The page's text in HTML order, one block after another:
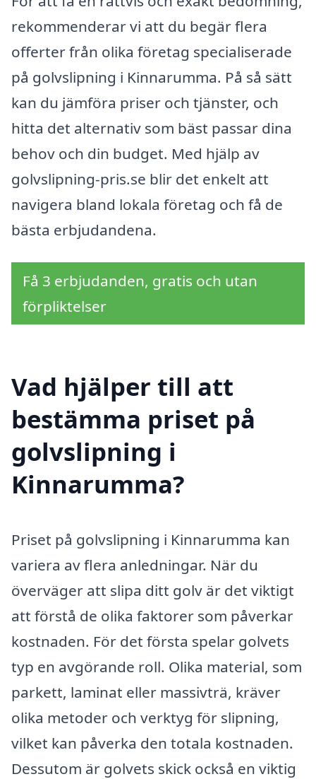
rekommenderar vi att du begär flera
offerter från olika företag specialiserade
på golvslipning i Kinnarumma. På så sätt
kan du jämföra priser och tjänster, och
hitta det alternativ som bäst passar dina
behov och din budget. Med hjälp av
golvslipning-pris.se blir det enkelt att
navigera bland lokala företag och få de
bästa erbjudandena.
Få 3 erbjudanden, gratis och utan
förpliktelser
Vad hjälper till att
bestämma priset på
golvslipning i
Kinnarumma?
Priset på golvslipning i Kinnarumma kan
variera av flera anledningar. När du
överväger att slipa ditt golv är det viktigt
att förstå de olika faktorer som påverkar
kostnaden. För det första spelar golvets
typ en avgörande roll. Olika material, som
parkett, laminat eller massivträ, kräver
olika metoder och verktyg för slipning,
vilket kan påverka den totala kostnaden.
Dessutom är golvets skick också en viktig